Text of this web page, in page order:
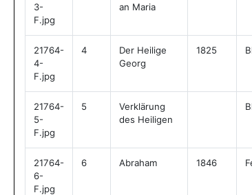
3-
F.jpg
an Maria
21764-
4-
F.jpg
4
Der Heilige
Georg
1825
21764-
5-
F.jpg
5
Verklärung
des Heiligen
21764-
6-
F.jpg
6 Abraham 1846